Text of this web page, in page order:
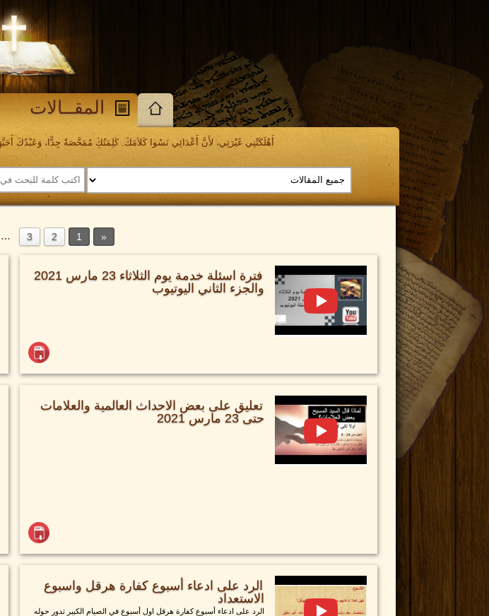
المقــالات
أَهْلَكَتْنِي غَيْرَتِي، لأَنَّ أَعْدَائِي نَسُوا كَلاَمَكَ. كَلِمَتُكَ مُمَحَّصَةٌ جِدًّا، وَعَبْدُكَ أَحَبَّهَا. صَغِيرٌ
1
2
3
…
فترة اسئلة خدمة يوم الثلاثاء 23 مارس 2021
والجزء الثاني اليوتيوب
تعليق على بعض الاحداث العالمية والعلامات
حتى 23 مارس 2021
الرد على ادعاء أسبوع كفارة هرقل واسبوع
الاستعداد
الرد على ادعاء أسبوع كفارة هرقل اول أسبوع في الصيام الكبير تدور حوله